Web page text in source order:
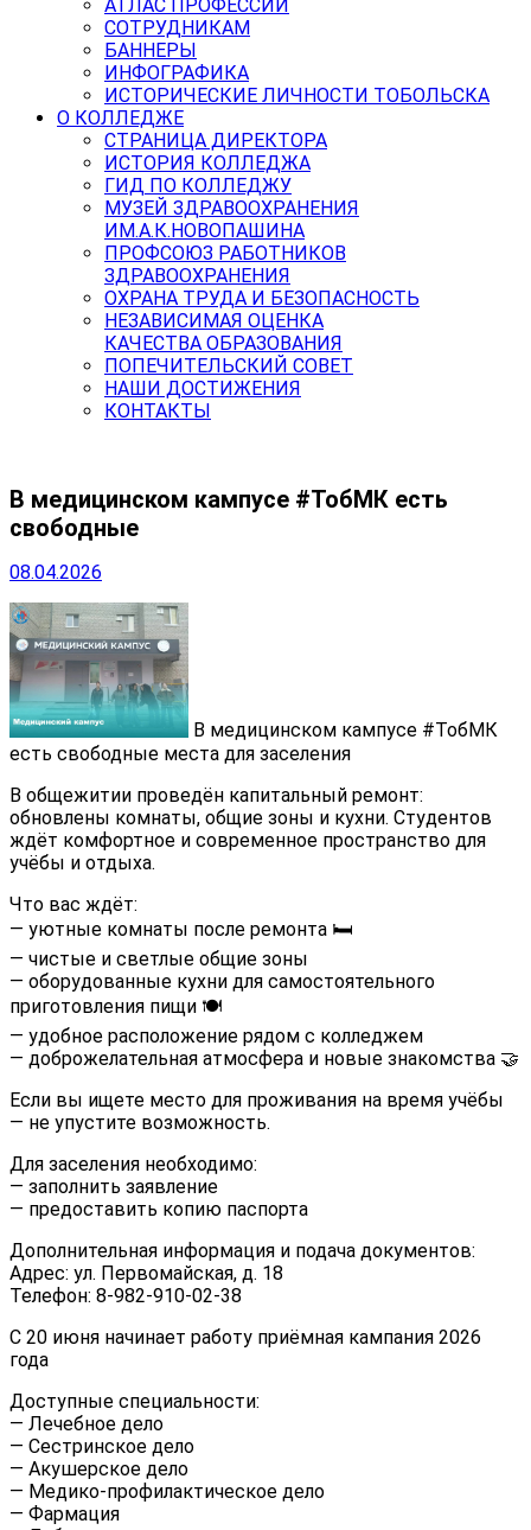
АТЛАС ПРОФЕССИЙ
СОТРУДНИКАМ
БАННЕРЫ
ИНФОГРАФИКА
ИСТОРИЧЕСКИЕ ЛИЧНОСТИ ТОБОЛЬСКА
О КОЛЛЕДЖЕ
СТРАНИЦА ДИРЕКТОРА
ИСТОРИЯ КОЛЛЕДЖА
ГИД ПО КОЛЛЕДЖУ
МУЗЕЙ ЗДРАВООХРАНЕНИЯ
ИМ.А.К.НОВОПАШИНА
ПРОФСОЮЗ РАБОТНИКОВ
ЗДРАВООХРАНЕНИЯ
ОХРАНА ТРУДА И БЕЗОПАСНОСТЬ
НЕЗАВИСИМАЯ ОЦЕНКА
КАЧЕСТВА ОБРАЗОВАНИЯ
ПОПЕЧИТЕЛЬСКИЙ СОВЕТ
НАШИ ДОСТИЖЕНИЯ
КОНТАКТЫ
В медицинском кампусе #ТобМК есть
свободные
08.04.2026
В медицинском кампусе #ТобМК
есть свободные места для заселения
В общежитии проведён капитальный ремонт:
обновлены комнаты, общие зоны и кухни. Студентов
ждёт комфортное и современное пространство для
учёбы и отдыха.
Что вас ждёт:
— уютные комнаты после ремонта 🛏
— чистые и светлые общие зоны
— оборудованные кухни для самостоятельного
приготовления пищи 🍽
— удобное расположение рядом с колледжем
— доброжелательная атмосфера и новые знакомства 🤝
Если вы ищете место для проживания на время учёбы
— не упустите возможность.
Для заселения необходимо:
— заполнить заявление
— предоставить копию паспорта
Дополнительная информация и подача документов:
Адрес: ул. Первомайская, д. 18
Телефон: 8-982-910-02-38
С 20 июня начинает работу приёмная кампания 2026
года
Доступные специальности:
— Лечебное дело
— Сестринское дело
— Акушерское дело
— Медико-профилактическое дело
— Фармация